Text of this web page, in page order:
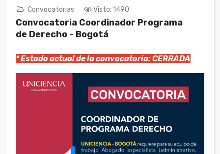
Convocatorias Visto: 1490
Convocatoria Coordinador Programa
de Derecho - Bogotá
* Estado actual de la convocatoria: CERRADA